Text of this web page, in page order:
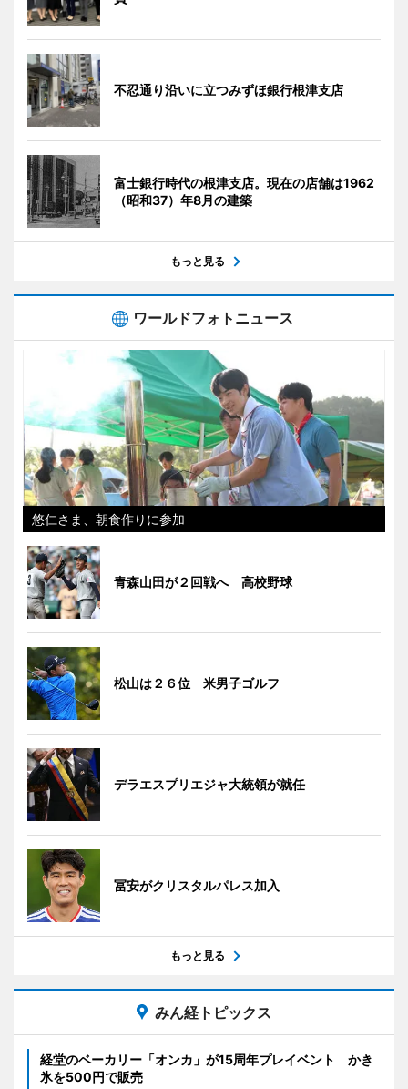
不忍通り沿いに立つみずほ銀行根津支店
富士銀行時代の根津支店。現在の店舗は1962
（昭和37）年8月の建築
もっと見る
ワールドフォトニュース
悠仁さま、朝食作りに参加
青森山田が２回戦へ 高校野球
松山は２６位 米男子ゴルフ
デラエスプリエジャ大統領が就任
冨安がクリスタルパレス加入
もっと見る
みん経トピックス
経堂のベーカリー「オンカ」が15周年プレイベント かき
氷を500円で販売